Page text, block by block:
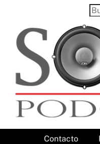
content
Contacto